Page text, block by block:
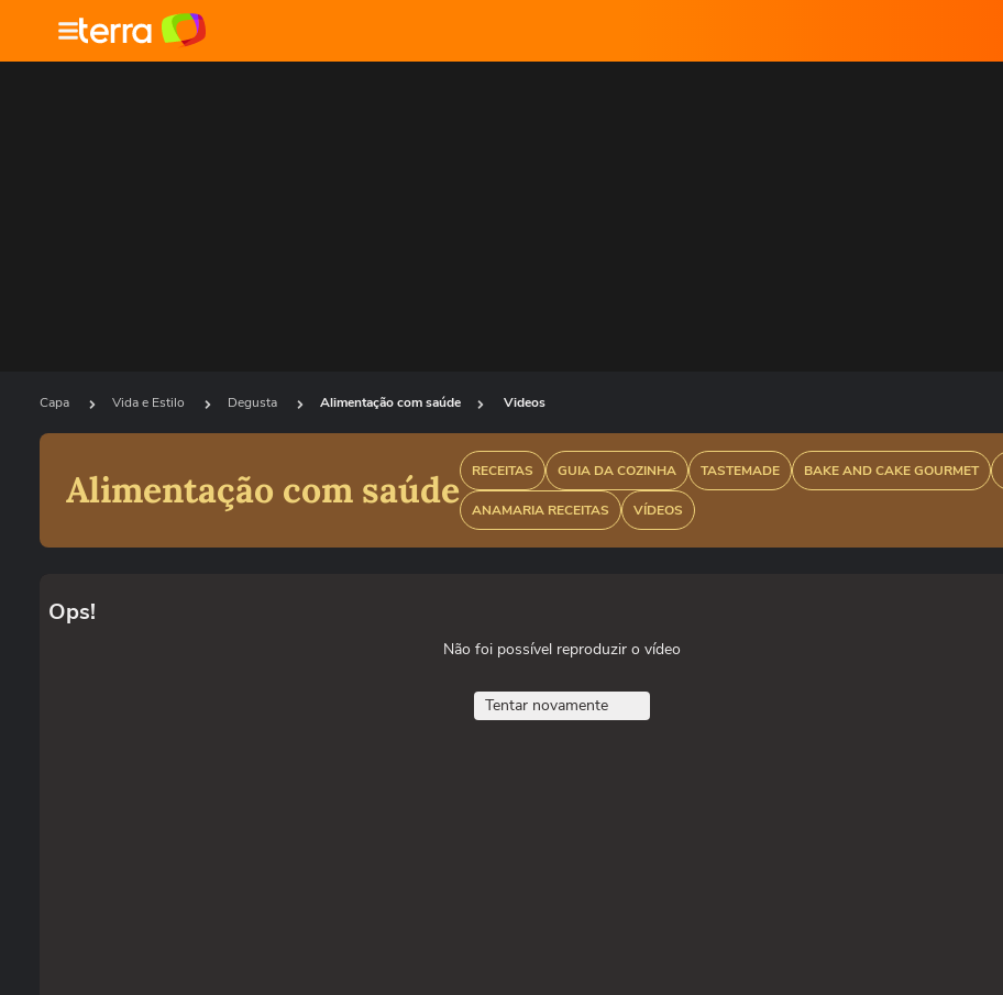
Capa Vida e Estilo Degusta Alimentação com saúde Videos
Alimentação com saúde RECEITAS GUIA DA COZINHA TASTEMADE BAKE AND CAKE GOURMET
ANAMARIA RECEITAS VÍDEOS
Ops!
Não foi possível reproduzir o vídeo
Tentar novamente